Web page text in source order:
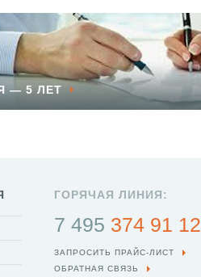
— 5 ЛЕТ
ГОРЯЧАЯ ЛИНИЯ:
7 495 374 91 12
ЗАПРОСИТЬ ПРАЙС-ЛИСТ
ОБРАТНАЯ СВЯЗЬ